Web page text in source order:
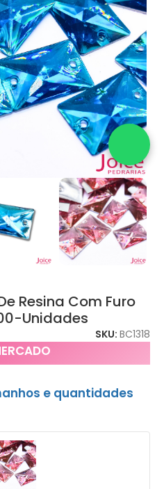
Resina Com Furo
Unidades
SKU: BC1318
e quantidades